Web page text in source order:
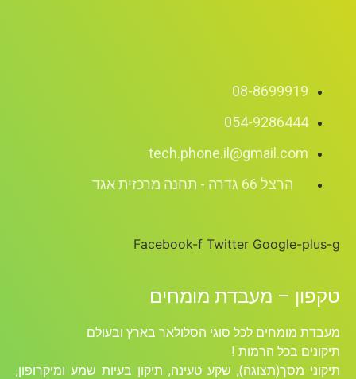
08-8699919
054-9286444
tech.phone.il@gmail.com
הרצל 66 גדרה - תחנה מרכזית אגד
Facebook-f Twitter Google-plus-g
טקפון – מעבדת מומחים
מעבדת מומחים לכל סוגי הסלולאר בארץ ובעולם
תיקונים בכל הרמות !
תיקוני מסך(תצוגה), שקע טעינה, תיקון בעיות שמע ומיקרופון,